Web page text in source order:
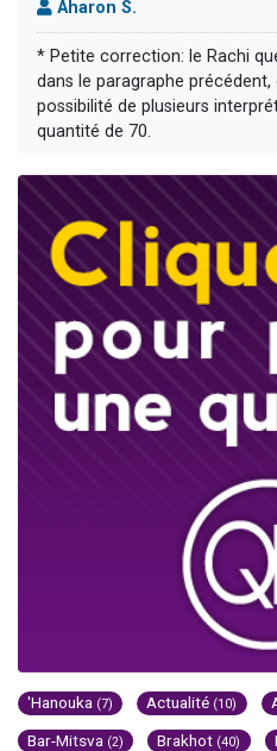
Aharon S.
* Petite correction: le Rachi
dans le paragraphe
possibilité de plusieurs
quantité de 70.
'Hanouka (7) Actualité (10)
Bar-Mitsva (2) Brakhot (40)